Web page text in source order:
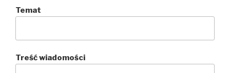
Temat
Treść wiadomości